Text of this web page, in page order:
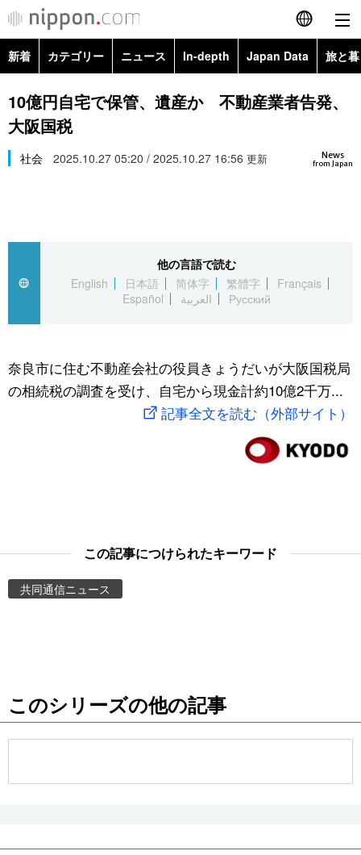
English
简体字
Русский
カテゴリー
経済・ビジネス
国際
文化
トップ
アーカイブ
In-depth
Japan Data
動画/Live
お知らせ
新着 カテゴリー ニュース In-depth Japan Data 旅と
政治・外交
経済・ビジネス
スポーツ・東京2020
Topics
10億円自宅で保管、遺産か 不動産業者告発、
大阪国税
News
from Japan
社会 2025.10.27 05:20 / 2025.10.27 16:56 更新
他の言語で読む
English
日本語 简体字 繁體字
Français
Español
العربية Русский
奈良市に住む不動産会社の役員きょうだいが大阪国税局
の相続税の調査を受け、自宅から現金計約10億2千万...
記事全文を読む（外部サイト）
この記事につけられたキーワード
共同通信ニュース
このシリーズの他の記事